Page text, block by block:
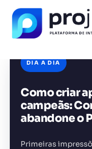
DIA A DIA
Como criar
campeãs:
abandone o
Primeiras
FERRAMENTA
CONTEÚDO
Gerador de